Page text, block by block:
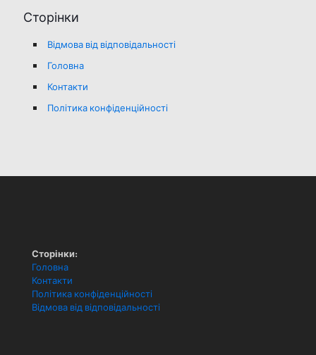
Сторінки
Відмова від відповідальності
Головна
Контакти
Політика конфіденційності
Сторінки:
Головна
Контакти
Політика конфіденційності
Відмова від відповідальності